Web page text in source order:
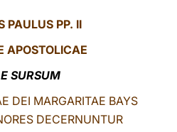
中文
PAULUS PP. II
APOSTOLICAE
SURSUM
DEI MARGARITAE BAYS
DECERNUNTUR